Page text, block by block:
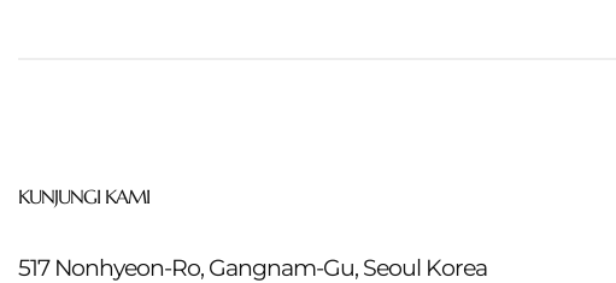
KUNJUNGI KAMI
517 Nonhyeon-Ro, Gangnam-Gu, Seoul Korea